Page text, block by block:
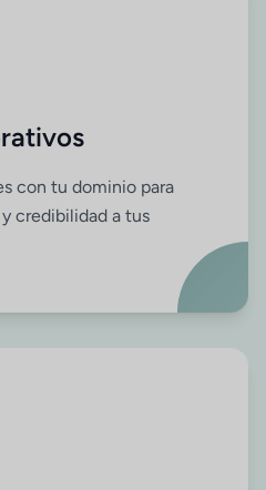
con tu dominio para
credibilidad a tus